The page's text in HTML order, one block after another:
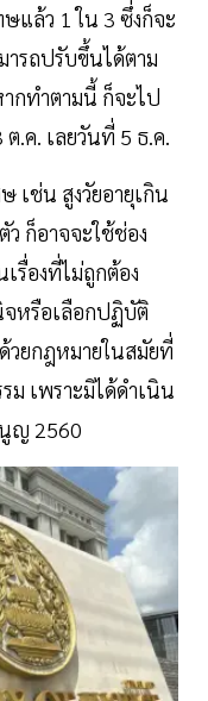
แล้ว 1 ใน 3 ซึ่งก็จะ
ารถปรับขึ้นได้ตาม
กทำตามนี้ ก็จะไป
.ค. เลยวันที่ 5 ธ.ค.
เช่น สูงวัยอายุเกิน
ก็อาจจะใช้ช่อง
รื่องที่ไม่ถูกต้อง
จหรือเลือกปฏิบัติ
วยกฎหมายในสมัยที่
เพราะมิได้ดำเนิน
นูญ 2560